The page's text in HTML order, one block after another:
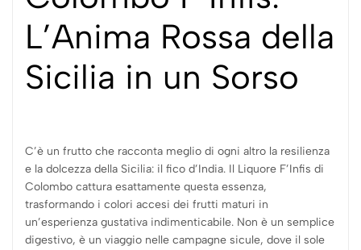
L’Anima Rossa della
Sicilia in un Sorso
C’è un frutto che racconta meglio di ogni altro la resilienza
e la dolcezza della Sicilia: il fico d’India. Il Liquore F’Infis di
Colombo cattura esattamente questa essenza,
trasformando i colori accesi dei frutti maturi in
un’esperienza gustativa indimenticabile. Non è un semplice
digestivo, è un viaggio nelle campagne sicule, dove il sole